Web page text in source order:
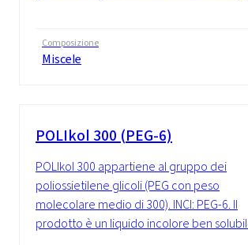
Composizione
Miscele
POLIkol 300 (PEG-6)
POLIkol 300 appartiene al gruppo dei
poliossietilene glicoli (PEG con peso
molecolare medio di 300). INCI: PEG-6. Il
prodotto è un liquido incolore ben